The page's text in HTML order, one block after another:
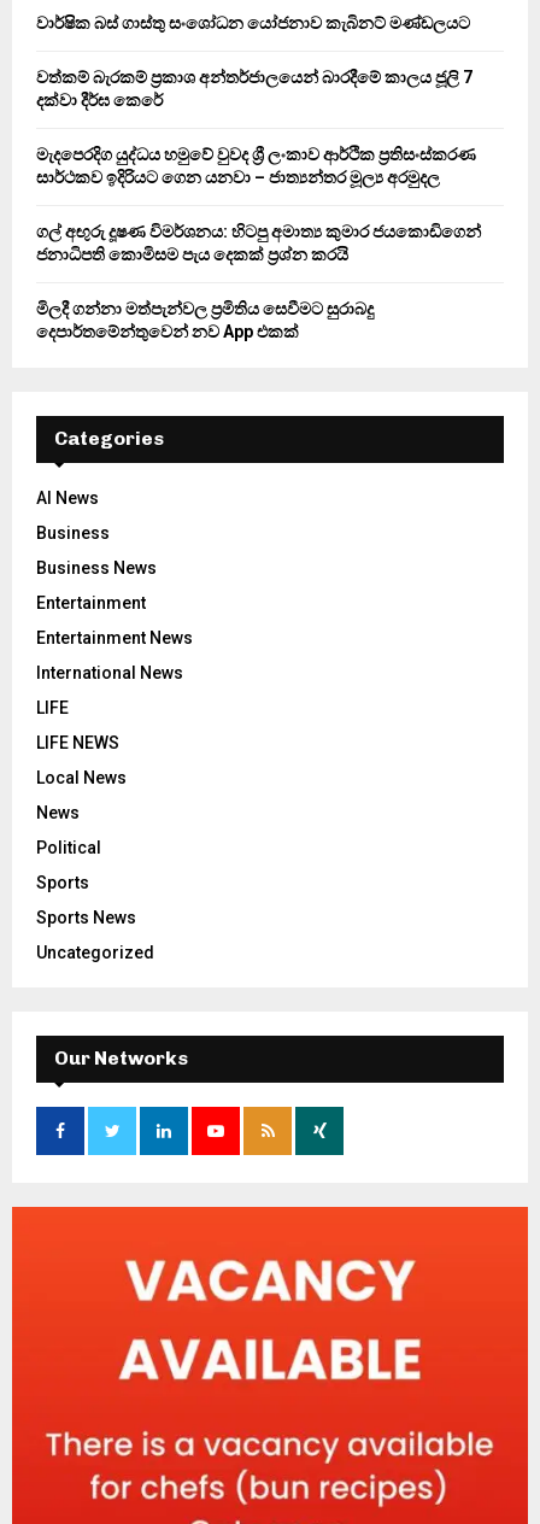
r
වාර්ෂික බස් ගාස්තු සංශෝධන යෝජනාව කැබිනට් මණ්ඩලයට
වත්කම් බැරකම් ප්‍රකාශ අන්තර්ජාලයෙන් බාරදීමේ කාලය ජූලි 7
දක්වා දීර්ඝ කෙරේ
මැදපෙරදිග යුද්ධය හමුවේ වුවද ශ්‍රී ලංකාව ආර්ථික ප්‍රතිසංස්කරණ
සාර්ථකව ඉදිරියට ගෙන යනවා – ජාත්‍යන්තර මූල්‍ය අරමුදල
ගල් අඟුරු දූෂණ විමර්ශනය: හිටපු අමාත්‍ය කුමාර ජයකොඩිගෙන්
ජනාධිපති කොමිසම පැය දෙකක් ප්‍රශ්න කරයි
මිලදී ගන්නා මත්පැන්වල ප්‍රමිතිය සෙවීමට සුරාබදු
දෙපාර්තමේන්තුවෙන් නව App එකක්
Categories
AI News
Business
Business News
Entertainment
Entertainment News
International News
LIFE
LIFE NEWS
Local News
News
Political
Sports
Sports News
Uncategorized
Our Networks